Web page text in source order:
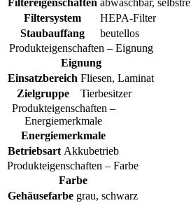
Filtersystem
HEPA-Filter
Staubauffang
beutellos
Produkteigenschaften – Eignung
Eignung
Einsatzbereich Fliesen, Laminat
Zielgruppe
Tierbesitzer
Produkteigenschaften –
Energiemerkmale
Energiemerkmale
Betriebsart Akkubetrieb
Produkteigenschaften – Farbe
Farbe
Gehäusefarbe grau, schwarz